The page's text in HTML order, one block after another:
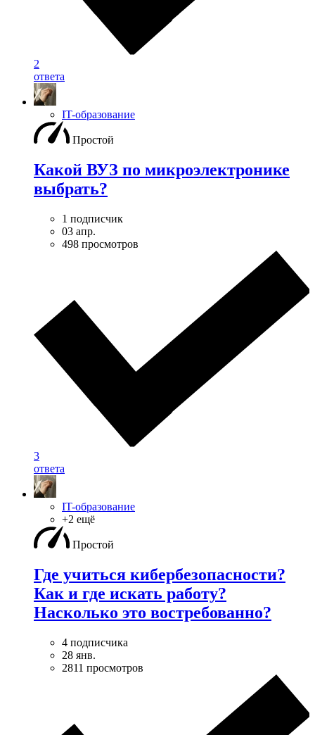
2
ответа
IT-образование
Простой
Какой ВУЗ по микроэлектронике
выбрать?
1 подписчик
03 апр.
498 просмотров
3
ответа
IT-образование
+2 ещё
Простой
Где учиться кибербезопасноcти?
Как и где искать работу?
Насколько это востребованно?
4 подписчика
28 янв.
2811 просмотров